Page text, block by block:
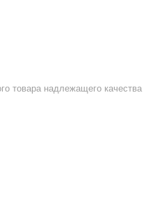
товара надлежащего качества